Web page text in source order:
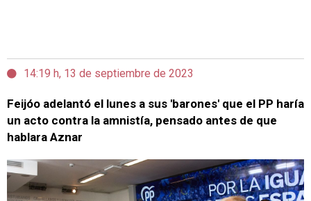
14:19 h, 13 de septiembre de 2023
Feijóo adelantó el lunes a sus 'barones' que el PP haría
un acto contra la amnistía, pensado antes de que
hablara Aznar